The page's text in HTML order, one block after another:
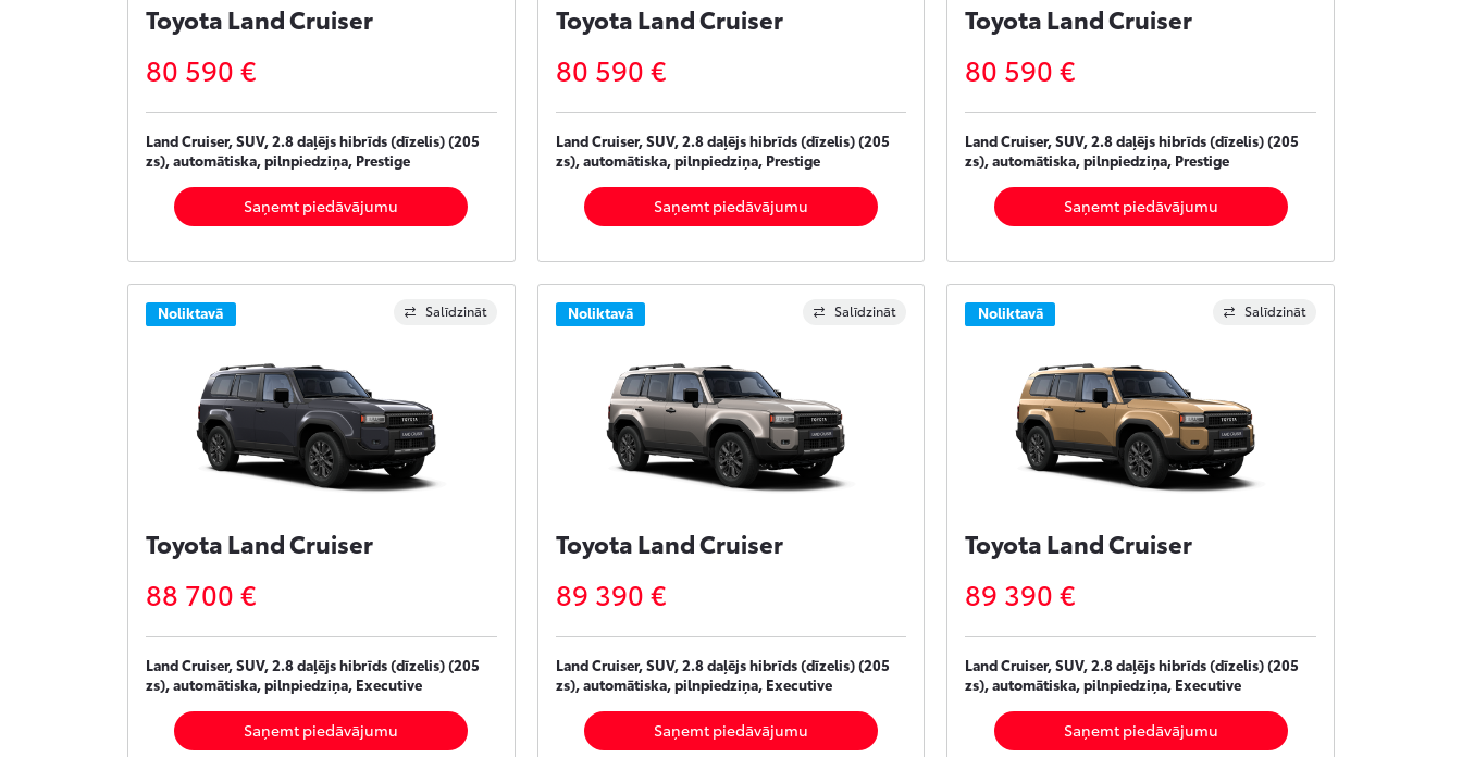
Toyota Land Cruiser
80 590 €
Land Cruiser, SUV, 2.8 daļējs hibrīds (dīzelis) (205
zs), automātiska, pilnpiedziņa, Prestige
Saņemt piedāvājumu
Toyota Land Cruiser
80 590 €
Land Cruiser, SUV, 2.8 daļējs hibrīds (dīzelis) (205
zs), automātiska, pilnpiedziņa, Prestige
Saņemt piedāvājumu
Toyota Land Cruiser
80 590 €
Land Cruiser, SUV, 2.8 daļējs hibrīds (dīzelis) (205
zs), automātiska, pilnpiedziņa, Prestige
Saņemt piedāvājumu
Salīdzināt
Noliktavā
Toyota Land Cruiser
88 700 €
Land Cruiser, SUV, 2.8 daļējs hibrīds (dīzelis) (205
zs), automātiska, pilnpiedziņa, Executive
Saņemt piedāvājumu
Salīdzināt
Noliktavā
Toyota Land Cruiser
89 390 €
Land Cruiser, SUV, 2.8 daļējs hibrīds (dīzelis) (205
zs), automātiska, pilnpiedziņa, Executive
Saņemt piedāvājumu
Salīdzināt
Noliktavā
Toyota Land Cruiser
89 390 €
Land Cruiser, SUV, 2.8 daļējs hibrīds (dīzelis) (205
zs), automātiska, pilnpiedziņa, Executive
Saņemt piedāvājumu